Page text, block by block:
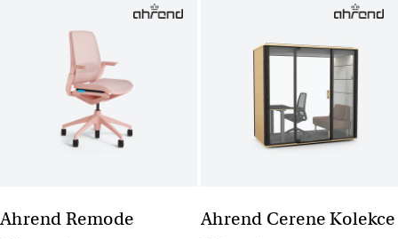
Ahrend Remode Ahrend Cerene Kolekce